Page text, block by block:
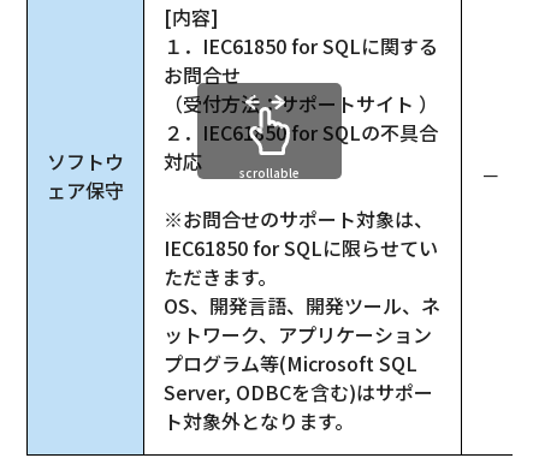
ソフトウ
ェア保守
[内容]
１．IEC61850 for SQLに関する
お問合せ
（受付方法：サポートサイト ）
２．IEC61850 for SQLの不具合
対応
※お問合せのサポート対象は、
IEC61850 for SQLに限らせてい
ただきます。
OS、開発言語、開発ツール、ネ
ットワーク、アプリケーション
プログラム等(Microsoft SQL
Server, ODBCを含む)はサポー
ト対象外となります。
－
scrollable